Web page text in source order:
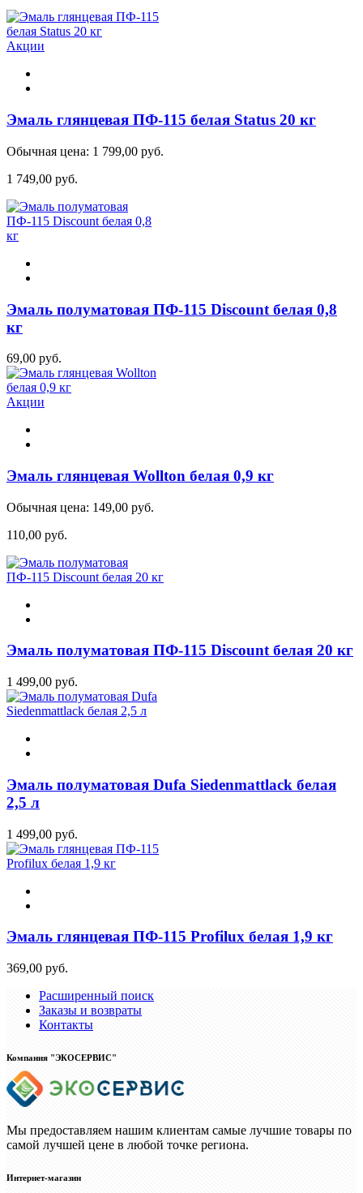
Акции
Эмаль глянцевая ПФ-115 белая Status 20 кг
Обычная цена: 1 799,00 руб.
1 749,00 руб.
Эмаль полуматовая ПФ-115 Discount белая 0,8
кг
69,00 руб.
Акции
Эмаль глянцевая Wollton белая 0,9 кг
Обычная цена: 149,00 руб.
110,00 руб.
Эмаль полуматовая ПФ-115 Discount белая 20 кг
1 499,00 руб.
Эмаль полуматовая Dufa Siedenmattlack белая
2,5 л
1 499,00 руб.
Эмаль глянцевая ПФ-115 Profilux белая 1,9 кг
369,00 руб.
Расширенный поиск
Заказы и возвраты
Контакты
Компания "ЭКОСЕРВИС"
Мы предоставляем нашим клиентам самые лучшие товары по
самой лучшей цене в любой точке региона.
Интернет-магазин